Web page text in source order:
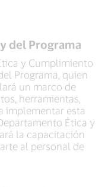
del Programa
y Cumplimiento
Programa, quien
un marco de
herramientas,
implementar esta
Ética y
la capacitación
al personal de